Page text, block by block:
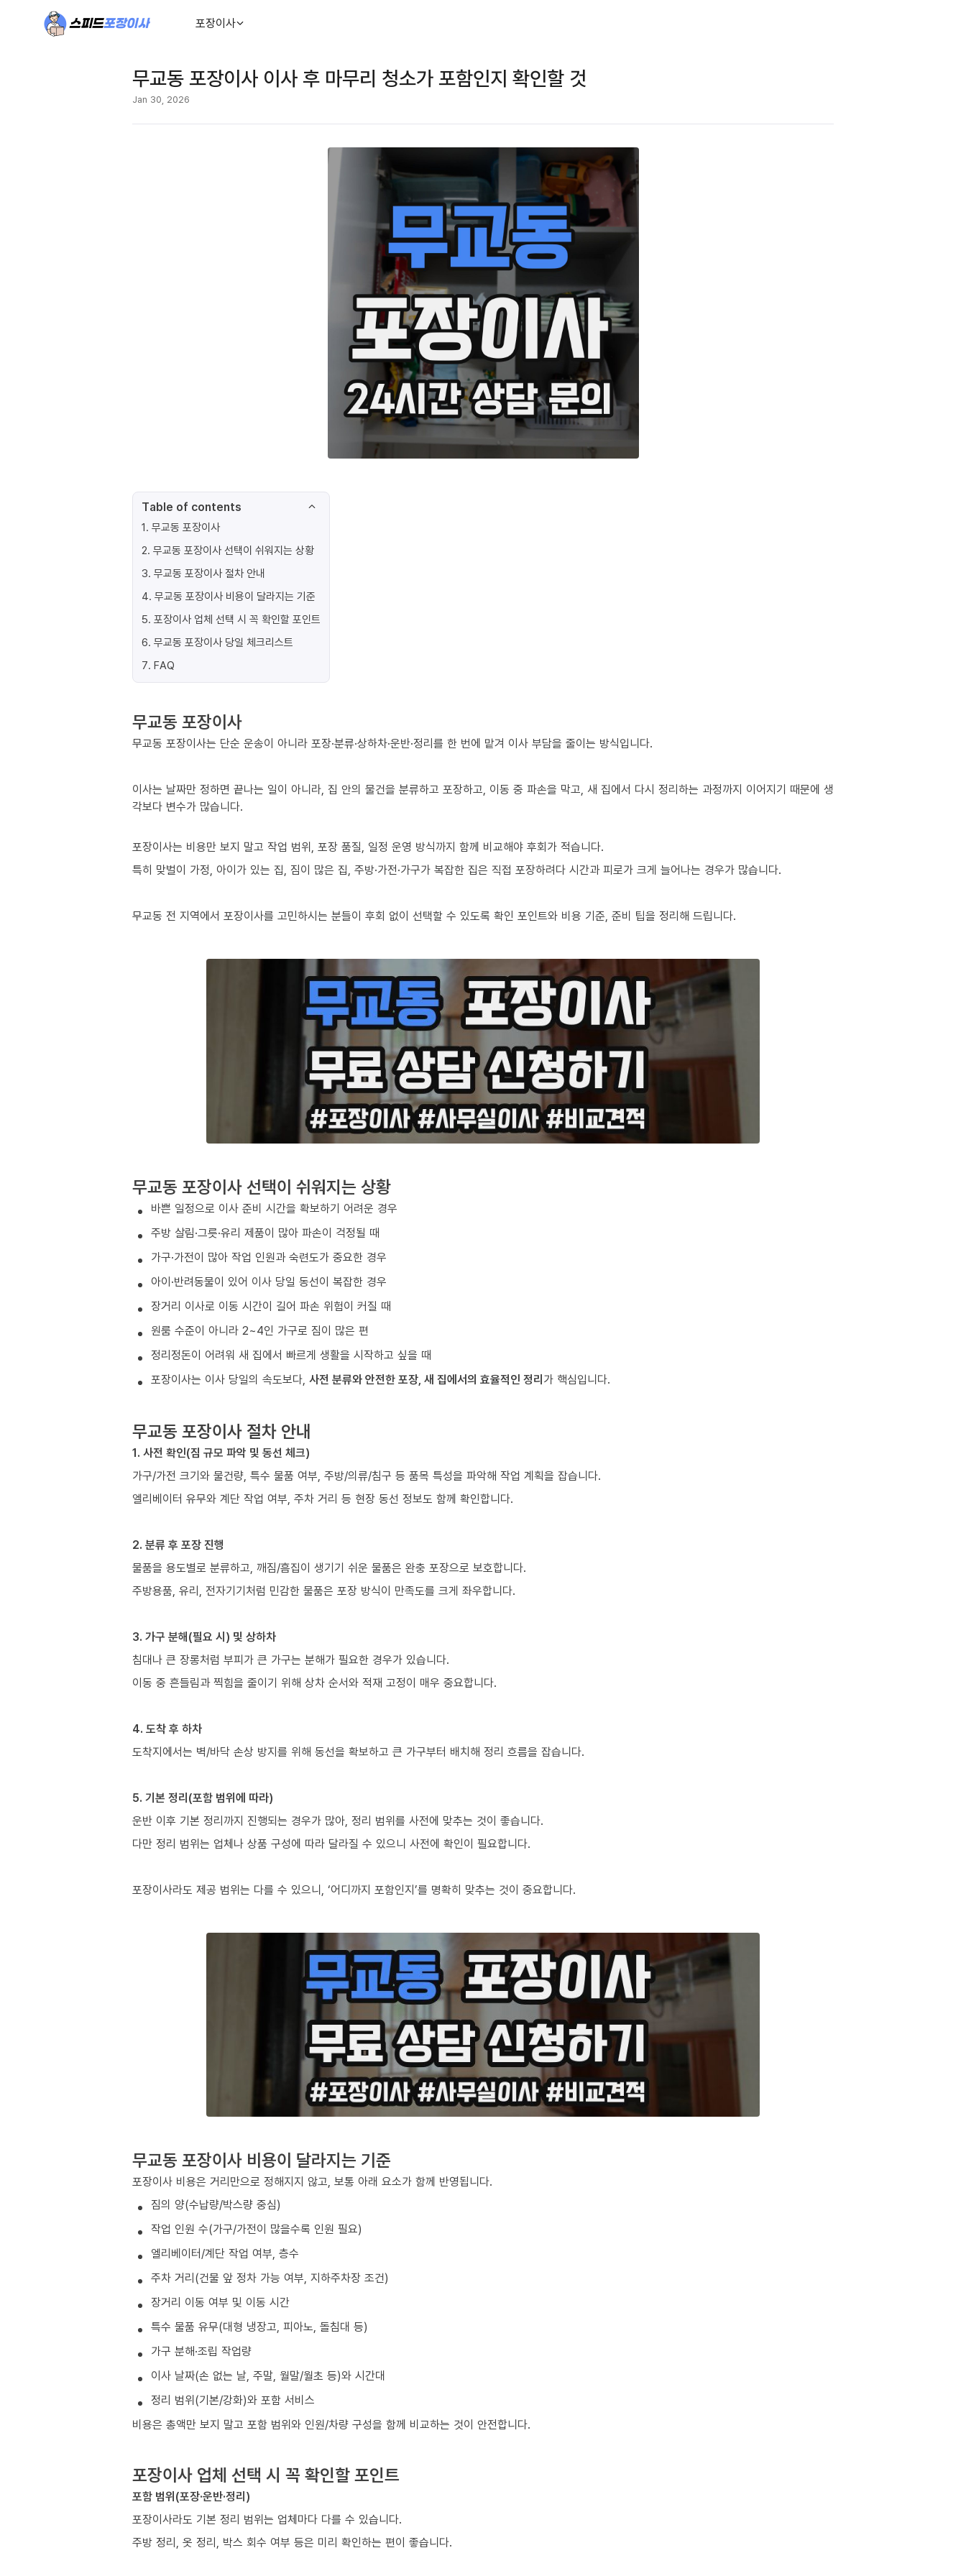
포장이사
무교동 포장이사 이사 후 마무리 청소가 포함인지 확인할 것
Jan 30, 2026
Table of contents
1. 무교동 포장이사
2. 무교동 포장이사 선택이 쉬워지는 상황
3. 무교동 포장이사 절차 안내
4. 무교동 포장이사 비용이 달라지는 기준
5. 포장이사 업체 선택 시 꼭 확인할 포인트
6. 무교동 포장이사 당일 체크리스트
7. FAQ
무교동 포장이사
무교동 포장이사는 단순 운송이 아니라 포장·분류·상하차·운반·정리를 한 번에 맡겨 이사 부담을 줄이는 방식입니다.
이사는 날짜만 정하면 끝나는 일이 아니라, 집 안의 물건을 분류하고 포장하고, 이동 중 파손을 막고, 새 집에서 다시 정리하는 과정까지 이어지기 때문에 생
각보다 변수가 많습니다.
포장이사는 비용만 보지 말고 작업 범위, 포장 품질, 일정 운영 방식까지 함께 비교해야 후회가 적습니다.
특히 맞벌이 가정, 아이가 있는 집, 짐이 많은 집, 주방·가전·가구가 복잡한 집은 직접 포장하려다 시간과 피로가 크게 늘어나는 경우가 많습니다.
무교동 전 지역에서 포장이사를 고민하시는 분들이 후회 없이 선택할 수 있도록 확인 포인트와 비용 기준, 준비 팁을 정리해 드립니다.
무교동 포장이사 선택이 쉬워지는 상황
바쁜 일정으로 이사 준비 시간을 확보하기 어려운 경우
주방 살림·그릇·유리 제품이 많아 파손이 걱정될 때
가구·가전이 많아 작업 인원과 숙련도가 중요한 경우
아이·반려동물이 있어 이사 당일 동선이 복잡한 경우
장거리 이사로 이동 시간이 길어 파손 위험이 커질 때
원룸 수준이 아니라 2~4인 가구로 짐이 많은 편
정리정돈이 어려워 새 집에서 빠르게 생활을 시작하고 싶을 때
포장이사는 이사 당일의 속도보다, 사전 분류와 안전한 포장, 새 집에서의 효율적인 정리가 핵심입니다.
무교동 포장이사 절차 안내
1. 사전 확인(짐 규모 파악 및 동선 체크)
가구/가전 크기와 물건량, 특수 물품 여부, 주방/의류/침구 등 품목 특성을 파악해 작업 계획을 잡습니다.
엘리베이터 유무와 계단 작업 여부, 주차 거리 등 현장 동선 정보도 함께 확인합니다.
2. 분류 후 포장 진행
물품을 용도별로 분류하고, 깨짐/흠집이 생기기 쉬운 물품은 완충 포장으로 보호합니다.
주방용품, 유리, 전자기기처럼 민감한 물품은 포장 방식이 만족도를 크게 좌우합니다.
3. 가구 분해(필요 시) 및 상하차
침대나 큰 장롱처럼 부피가 큰 가구는 분해가 필요한 경우가 있습니다.
이동 중 흔들림과 찍힘을 줄이기 위해 상차 순서와 적재 고정이 매우 중요합니다.
4. 도착 후 하차
도착지에서는 벽/바닥 손상 방지를 위해 동선을 확보하고 큰 가구부터 배치해 정리 흐름을 잡습니다.
5. 기본 정리(포함 범위에 따라)
운반 이후 기본 정리까지 진행되는 경우가 많아, 정리 범위를 사전에 맞추는 것이 좋습니다.
다만 정리 범위는 업체나 상품 구성에 따라 달라질 수 있으니 사전에 확인이 필요합니다.
포장이사라도 제공 범위는 다를 수 있으니, ‘어디까지 포함인지’를 명확히 맞추는 것이 중요합니다.
무교동 포장이사 비용이 달라지는 기준
포장이사 비용은 거리만으로 정해지지 않고, 보통 아래 요소가 함께 반영됩니다.
짐의 양(수납량/박스량 중심)
작업 인원 수(가구/가전이 많을수록 인원 필요)
엘리베이터/계단 작업 여부, 층수
주차 거리(건물 앞 정차 가능 여부, 지하주차장 조건)
장거리 이동 여부 및 이동 시간
특수 물품 유무(대형 냉장고, 피아노, 돌침대 등)
가구 분해·조립 작업량
이사 날짜(손 없는 날, 주말, 월말/월초 등)와 시간대
정리 범위(기본/강화)와 포함 서비스
비용은 총액만 보지 말고 포함 범위와 인원/차량 구성을 함께 비교하는 것이 안전합니다.
포장이사 업체 선택 시 꼭 확인할 포인트
포함 범위(포장·운반·정리)
포장이사라도 기본 정리 범위는 업체마다 다를 수 있습니다.
주방 정리, 옷 정리, 박스 회수 여부 등은 미리 확인하는 편이 좋습니다.